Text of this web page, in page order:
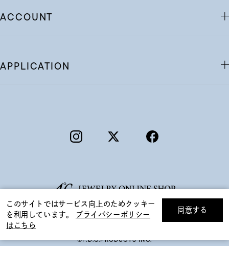
絞り込んで検索する
ACCOUNT
APPLICATION
©F.D.C.PRODUCTS INC.
このサイトではサービス向上のためクッキー
を利用しています。
プライバシーポリシー
はこちら
同意する